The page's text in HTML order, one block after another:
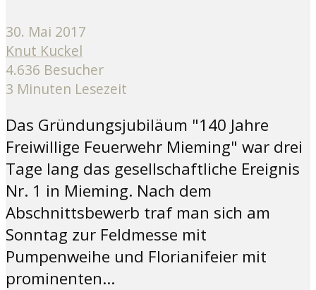
30. Mai 2017
Knut Kuckel
4.636 Besucher
3 Minuten Lesezeit
Das Gründungsjubiläum "140 Jahre
Freiwillige Feuerwehr Mieming" war drei
Tage lang das gesellschaftliche Ereignis
Nr. 1 in Mieming. Nach dem
Abschnittsbewerb traf man sich am
Sonntag zur Feldmesse mit
Pumpenweihe und Florianifeier mit
prominenten...